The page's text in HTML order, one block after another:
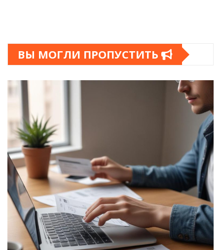
ВЫ МОГЛИ ПРОПУСТИТЬ